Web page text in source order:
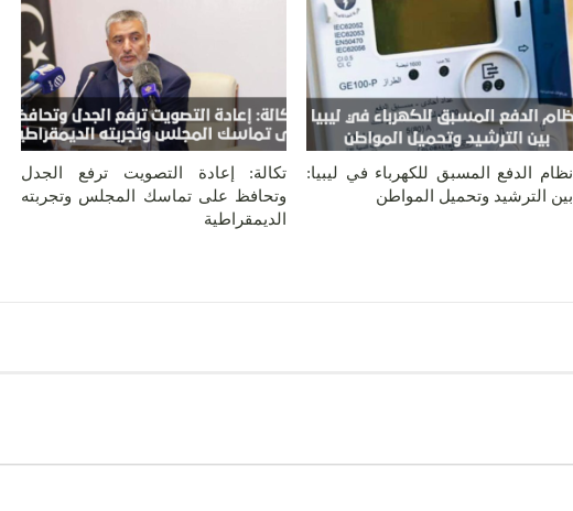
نظام الدفع المسبق للكهرباء في ليبيا:
بين الترشيد وتحميل المواطن
تكالة: إعادة التصويت ترفع الجدل
وتحافظ على تماسك المجلس وتجربته
الديمقراطية